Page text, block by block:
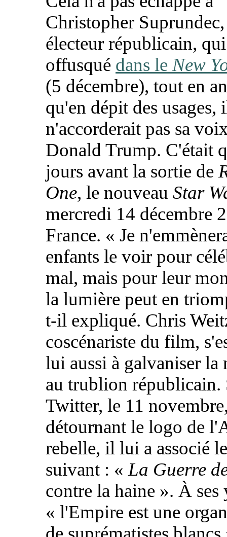
Christopher
électeur républicain,
offusqué dans le New
(5 décembre), tout en
qu'en dépit des usages,
n'accorderait pas sa
Donald Trump. C'était
jours avant la sortie de
One, le nouveau Star
mercredi 14 décembre
France. « Je
enfants le voir pour
mal, mais pour leur
la lumière peut en
t-il expliqué. Chris
coscénariste du film,
lui aussi à galvaniser la
au trublion républicain.
Twitter, le 11
détournant le logo de
rebelle, il lui a associé
suivant : « La Guerre
contre la haine ». À ses
« l'Empire est une